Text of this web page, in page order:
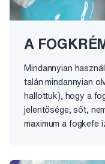
A
Mindannyian
talán mindannyian
hallottuk), hogy a
jelentősége, sőt,
maximum a fogkefe